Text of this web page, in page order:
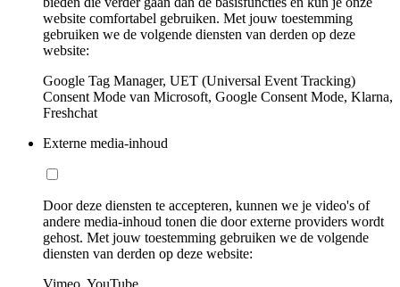
website comfortabel gebruiken. Met jouw toestemming
gebruiken we de volgende diensten van derden op deze
website:
Google Tag Manager, UET (Universal Event Tracking)
Consent Mode van Microsoft, Google Consent Mode, Klarna,
Freshchat
Externe media-inhoud
Door deze diensten te accepteren, kunnen we je video's of
andere media-inhoud tonen die door externe providers wordt
gehost. Met jouw toestemming gebruiken we de volgende
diensten van derden op deze website:
Vimeo, YouTube